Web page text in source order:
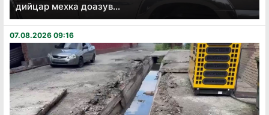
дийцар мехка доазув...
07.08.2026 09:16